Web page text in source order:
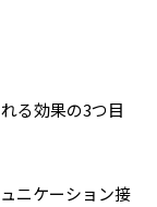
る効果の3つ目
ニケーション接